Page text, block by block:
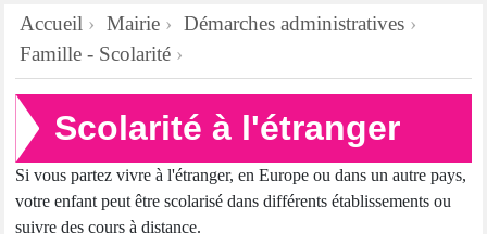
Accueil Mairie
Démarches administratives
Famille - Scolarité
Scolarité à l'étranger
Si vous partez vivre à l'étranger, en Europe ou dans un autre pays,
votre enfant peut être scolarisé dans différents établissements ou
suivre des cours à distance.